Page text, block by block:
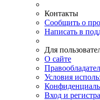
Контакты
Сообщить о
Написать в
Для
О сайте
Условия
Вход и